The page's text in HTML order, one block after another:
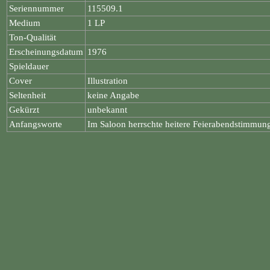
Seriennummer
115509.1
Medium
1 LP
Ton-Qualität
Erscheinungsdatum 1976
Spieldauer
Cover
Illustration
Seltenheit
keine Angabe
Gekürzt
unbekannt
Anfangsworte
Im Saloon herrschte heitere